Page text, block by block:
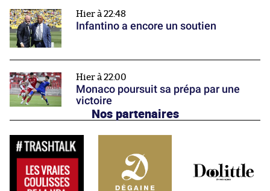
Hier à 22:48
Infantino a encore un soutien
Hier à 22:00
Monaco poursuit sa prépa par une
victoire
Nos partenaires